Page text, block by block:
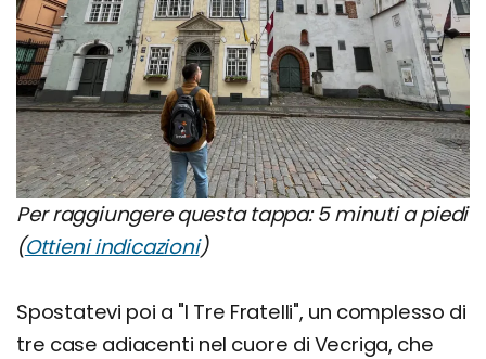
Per raggiungere questa tappa: 5 minuti a piedi
(Ottieni indicazioni)
Spostatevi poi a "I Tre Fratelli", un complesso di
tre case adiacenti nel cuore di Vecriga, che